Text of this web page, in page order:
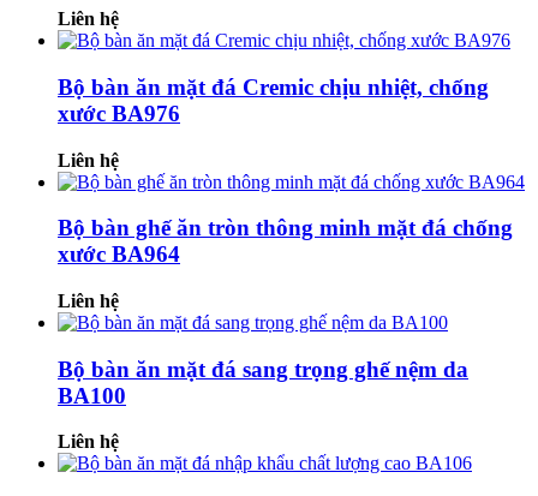
Liên hệ
Bộ bàn ăn mặt đá Cremic chịu nhiệt, chống
xước BA976
Liên hệ
Bộ bàn ghế ăn tròn thông minh mặt đá chống
xước BA964
Liên hệ
Bộ bàn ăn mặt đá sang trọng ghế nệm da
BA100
Liên hệ